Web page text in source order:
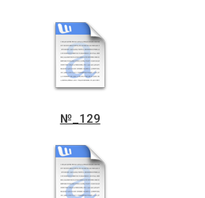
golos-vukonkom-_0027
golos-vukonkom-_0003
№_129